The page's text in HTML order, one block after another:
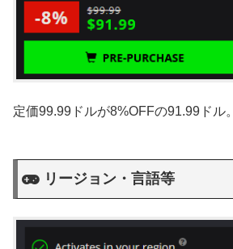
定価99.99ドルが8%OFFの91.99ドル。
リージョン・言語等